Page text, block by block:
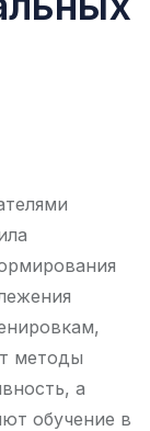
методы
а
обучение в